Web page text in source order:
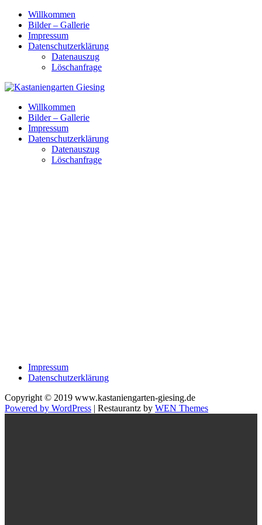
Skip
content
Willkommen
Bilder – Gallerie
Impressum
Datenschutzerklärung
Datenauszug
Löschanfrage
Willkommen
Bilder – Gallerie
Impressum
Datenschutzerklärung
Datenauszug
Löschanfrage
Impressum
Datenschutzerklärung
Copyright © 2019 www.kastaniengarten-giesing.de
Powered by WordPress | Restaurantz by WEN Themes